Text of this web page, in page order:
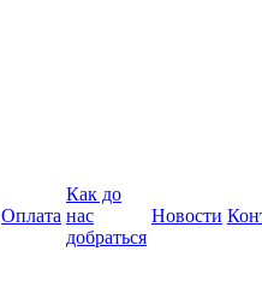
Оплата
Как до
нас
добраться
Новости